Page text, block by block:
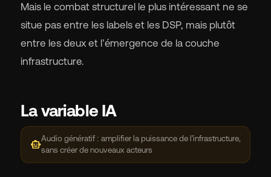
Mais le combat structurel le plus intéressant ne se
situe pas entre les labels et les DSP, mais plutôt
entre les deux et l’émergence de la couche
infrastructure.
La variable IA
smart_toyAudio génératif : amplifier la puissance de l'infrastructure,
sans créer de nouveaux acteurs